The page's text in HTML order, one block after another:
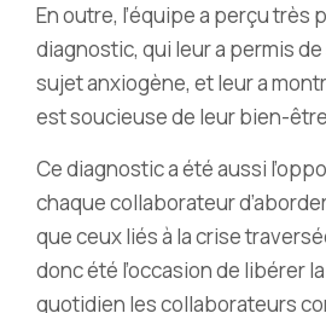
En outre, l’équipe a perçu très
diagnostic, qui leur a permis de
sujet anxiogène, et leur a
est soucieuse de leur bien-
Ce diagnostic a été aussi
chaque collaborateur
que ceux liés à la crise
donc été l’occasion de libérer
quotidien les collaborateurs